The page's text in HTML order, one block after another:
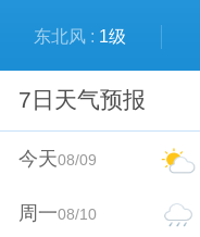
东北风 : 1级
7日天气预报
今天08/09
周一08/10